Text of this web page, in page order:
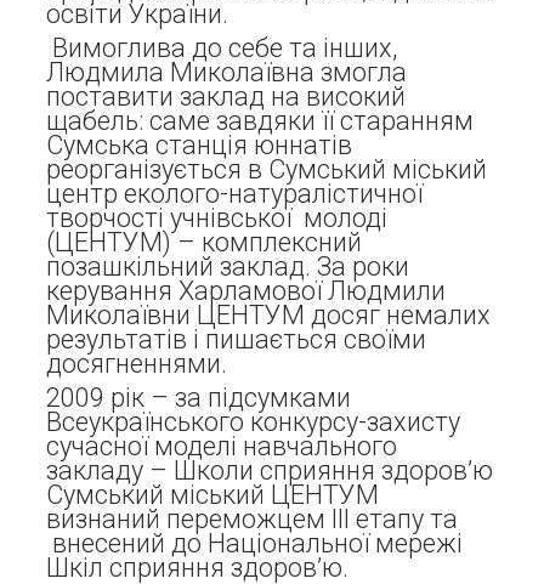
освіти України.
Вимоглива до себе та інших,
Людмила Миколаївна змогла
поставити заклад на високий
щабель: саме завдяки її старанням
Сумська станція юннатів
реорганізується в Сумський міський
центр еколого-натуралістичної
творчості учнівської молоді
(ЦЕНТУМ) – комплексний
позашкільний заклад. За роки
керування Харламової Людмили
Миколаївни ЦЕНТУМ досяг немалих
результатів і пишається своїми
досягненнями.
2009 рік – за підсумками
Всеукраїнського конкурсу-захисту
сучасної моделі навчального
закладу – Школи сприяння здоров’ю
Сумський міський ЦЕНТУМ
визнаний переможцем ІІІ етапу та
внесений до Національної мережі
Шкіл сприяння здоров’ю.